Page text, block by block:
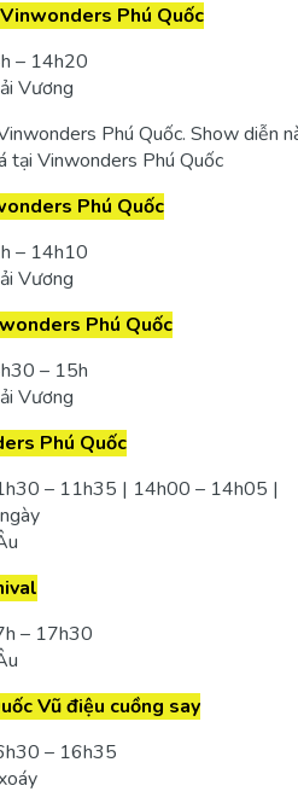
Phú Quốc
– 14h20
Vương
tại Vinwonders Phú Quốc
Phú Quốc
– 14h10
Vương
Phú Quốc
– 15h
Vương
Phú Quốc
– 11h35 | 14h00 – 14h05 |
– 17h30
Vũ điệu cuồng say
– 16h35